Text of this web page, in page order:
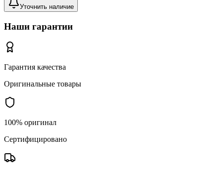
Уточнить наличие
Наши гарантии
Гарантия качества
Оригинальные товары
100% оригинал
Сертифицировано